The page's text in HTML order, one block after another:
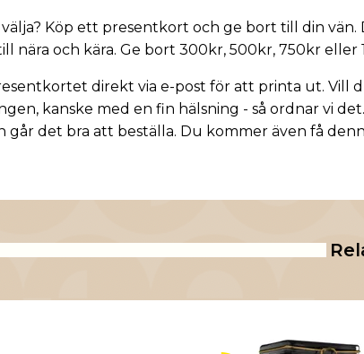
Köp ett presentkort och ge bort till din
nära och kära. Ge bort 300kr, 500kr, 750kr eller
direkt via e-post för att printa ut. Vill
kanske med en fin hälsning - så ordnar vi
går det bra att beställa. Du kommer även få